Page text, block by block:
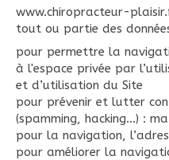
www.chiropracteur-
tout ou partie des
pour permettre la
à l'espace privée par
et d’utilisation du Site
pour prévenir et lutter
(spamming, hacking…) :
pour la navigation,
pour améliorer la